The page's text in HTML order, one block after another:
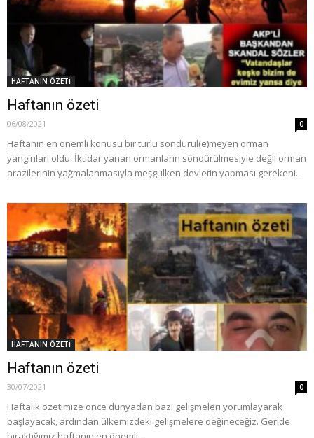
HAFTANIN ÖZETİ
Haftanın özeti
06/08/2021 0
Haftanın en önemli konusu bir türlü söndürül(e)meyen orman
yangınları oldu. İktidar yanan ormanların söndürülmesiyle değil orman
arazilerinin yağmalanmasıyla meşgulken devletin yapması gerekeni...
HAFTANIN ÖZETİ
Haftanın özeti
30/07/2021 0
Haftalık özetimize önce dünyadan bazı gelişmeleri yorumlayarak
başlayacak, ardından ülkemizdeki gelişmelere değineceğiz. Geride